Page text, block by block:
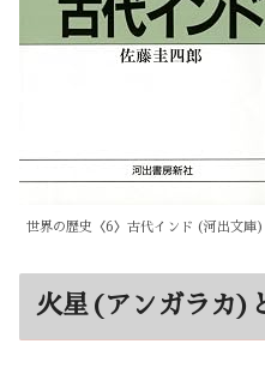
世界の歴史〈6〉古代インド (河出文
火星(アンガラカ)